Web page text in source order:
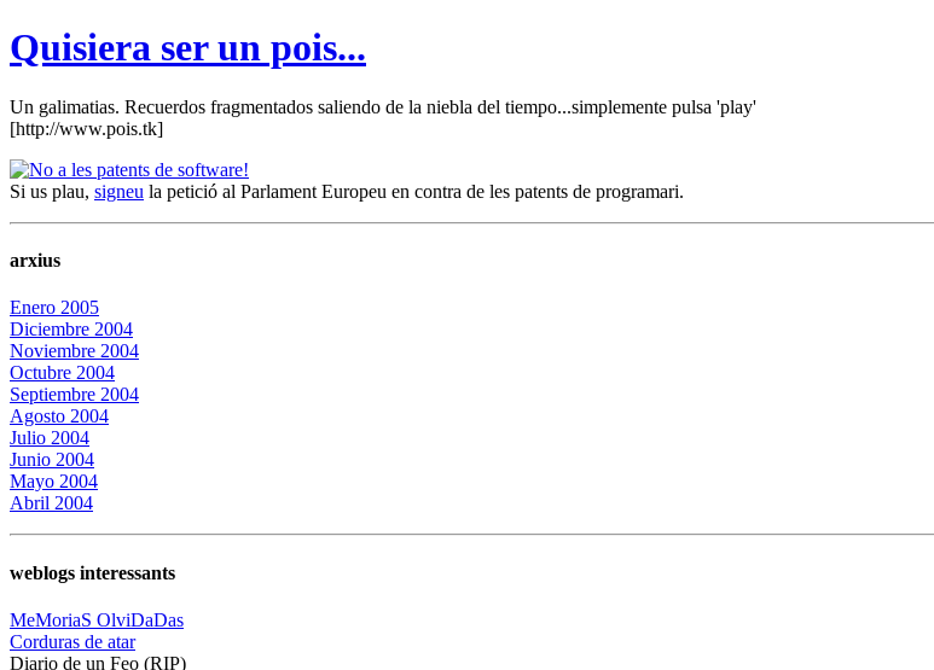
Quisiera ser un pois...
Un galimatias. Recuerdos fragmentados saliendo de la niebla del tiempo...simplemente pulsa 'play'
[http://www.pois.tk]
Si us plau, signeu la petició al Parlament Europeu en contra de les patents de programari.
arxius
Enero 2005
Diciembre 2004
Noviembre 2004
Octubre 2004
Septiembre 2004
Agosto 2004
Julio 2004
Junio 2004
Mayo 2004
Abril 2004
weblogs interessants
MeMoriaS OlviDaDas
Corduras de atar
Diario de un Feo (RIP)